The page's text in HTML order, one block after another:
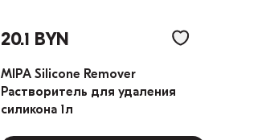
20.1 BYN
MIPA Silicone Remover
Растворитель для удаления
силикона 1л